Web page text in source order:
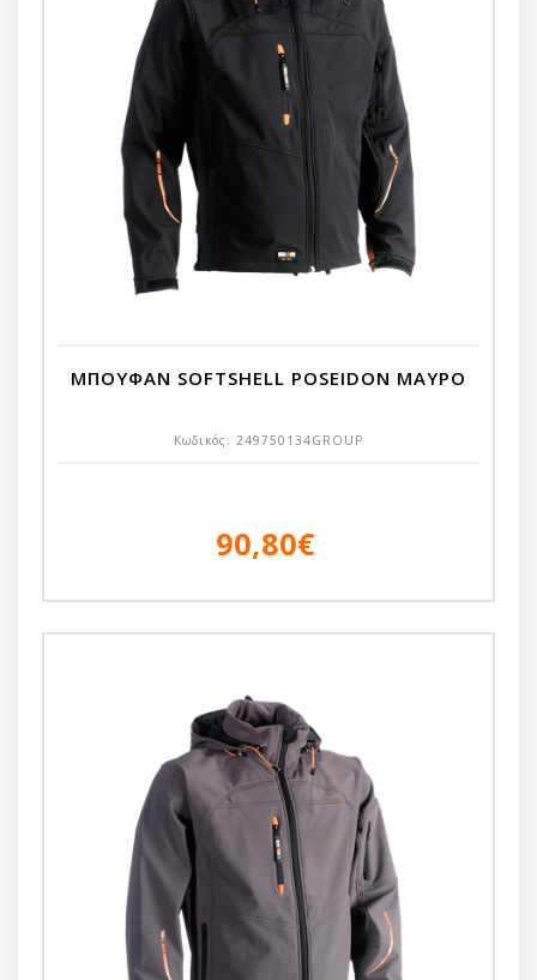
ΜΠΟΥΦΑΝ SOFTSHELL POSEIDON ΜΑΥΡΟ
Κωδικός: 249750134GROUP
90,80€